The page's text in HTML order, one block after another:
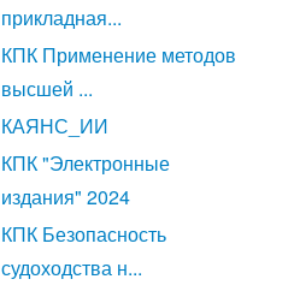
прикладная...
КПК Применение методов
высшей ...
КАЯНС_ИИ
КПК "Электронные
издания" 2024
КПК Безопасность
судоходства н...